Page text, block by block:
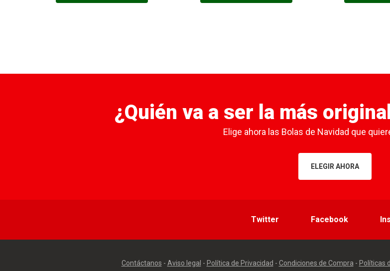
¿Quién va a ser la más
Elige ahora las Bolas de Navidad que
ELEGIR AHORA
Twitter Facebook
Contáctanos - Aviso legal - Política de Privacidad - Condiciones de Compra - Políticas